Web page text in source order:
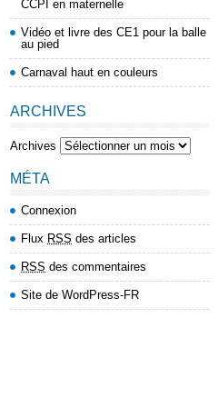
CCPI en maternelle
Vidéo et livre des CE1 pour la balle
au pied
Carnaval haut en couleurs
ARCHIVES
Archives
MÉTA
Connexion
Flux RSS des articles
RSS des commentaires
Site de WordPress-FR